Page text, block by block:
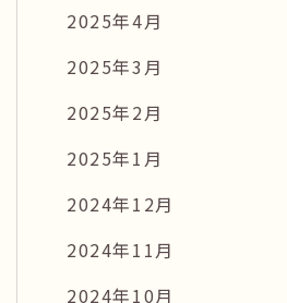
2025年4月
2025年3月
2025年2月
2025年1月
2024年12月
2024年11月
2024年10月